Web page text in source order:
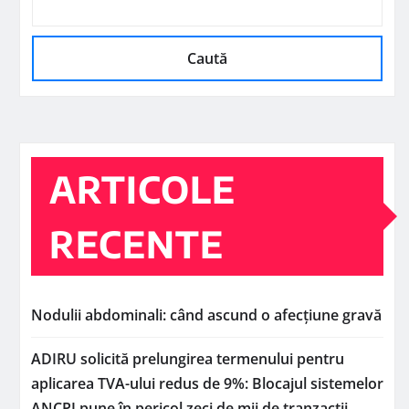
Caută
ARTICOLE
RECENTE
Nodulii abdominali: când ascund o afecțiune gravă
ADIRU solicită prelungirea termenului pentru
aplicarea TVA-ului redus de 9%: Blocajul sistemelor